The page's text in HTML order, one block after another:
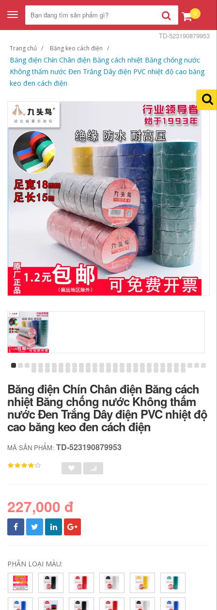
Toggle
navigation
0
Trang chủ Băng keo cách điện
Băng điện Chín Chân điện Băng cách nhiệt Băng chống nước
Không thấm nước Đen Trắng Dây điện PVC nhiệt độ cao băng
keo đen cách điện
TD-523190879953
Băng điện Chín Chân điện Băng cách
nhiệt Băng chống nước Không thấm
nước Đen Trắng Dây điện PVC nhiệt độ
cao băng keo đen cách điện
MÃ SẢN PHẨM: TD-523190879953
227,000 đ
PHÂN LOẠI MÀU: